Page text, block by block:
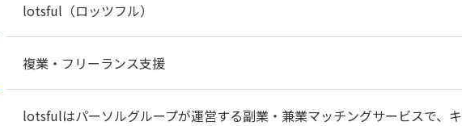
lotsful（ロッツフル）
複業・フリーランス支援
lotsfulはパーソルグループが運営する副業・兼業マッチングサービスで、キ